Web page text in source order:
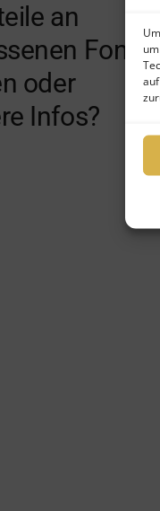
an
Fonds
oder
Infos?